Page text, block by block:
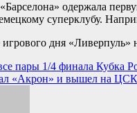
одержала
суперклубу.
дня
пары 1/4 финала Кубка
«Акрон» и вышел на